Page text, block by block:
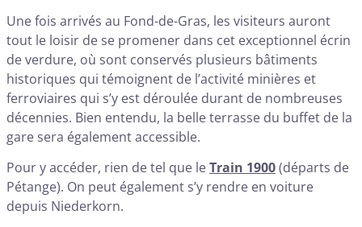
Une fois arrivés au Fond-de-Gras, les visiteurs auront
tout le loisir de se promener dans cet exceptionnel écrin
de verdure, où sont conservés plusieurs bâtiments
historiques qui témoignent de l’activité minières et
ferroviaires qui s’y est déroulée durant de nombreuses
décennies. Bien entendu, la belle terrasse du buffet de la
gare sera également accessible.
Pour y accéder, rien de tel que leTrain 1900(départs de
Pétange). On peut également s’y rendre en voiture
depuis Niederkorn.